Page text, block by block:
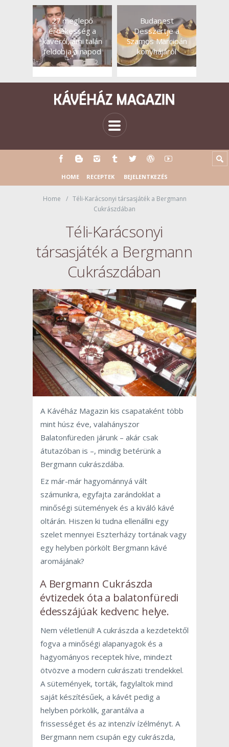
27 meglepő
érdekesség a
kávéról, ami talán
feldobja a napod
Budapest
Desszertje a
Szamos Marcipán
konyhájáról
HOME RECEPTEK BEJELENTKEZÉS
Home
Téli-Karácsonyi társasjáték a Bergmann
Cukrászdában
Téli-Karácsonyi
társasjáték a Bergmann
Cukrászdában
A Kávéház Magazin kis csapataként több
mint húsz éve, valahányszor
Balatonfüreden járunk – akár csak
átutazóban is –, mindig betérünk a
Bergmann cukrászdába.
Ez már-már hagyománnyá vált
számunkra, egyfajta zarándoklat a
minőségi sütemények és a kiváló kávé
oltárán. Hiszen ki tudna ellenállni egy
szelet mennyei Eszterházy tortának vagy
egy helyben pörkölt Bergmann kávé
aromájának?
A Bergmann Cukrászda
évtizedek óta a balatonfüredi
édesszájúak kedvenc helye.
Nem véletlenül! A cukrászda a kezdetektől
fogva a minőségi alapanyagok és a
hagyományos receptek híve, mindezt
ötvözve a modern cukrászati trendekkel.
A sütemények, torták, fagylaltok mind
saját készítésűek, a kávét pedig a
helyben pörkölik, garantálva a
frissességet és az intenzív ízélményt. A
Bergmann nem csupán egy cukrászda,